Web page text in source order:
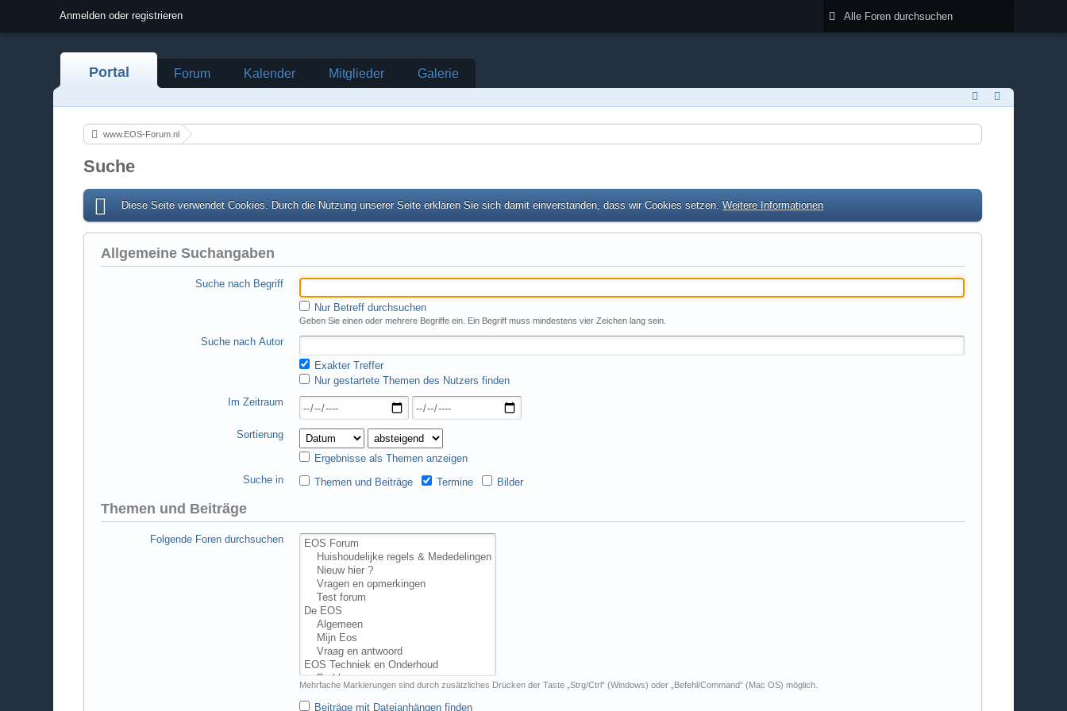
Anmelden oder registrieren
Portal Forum Kalender Mitglieder Galerie
www.EOS-Forum.nl
Suche
Diese Seite verwendet Cookies. Durch die Nutzung unserer Seite erklären Sie sich damit einverstanden, dass wir Cookies setzen.Weitere Informationen
Allgemeine Suchangaben
Suche nach Begriff
Nur Betreff durchsuchen
Geben Sie einen oder mehrere Begriffe ein. Ein Begriff muss mindestens vier Zeichen lang sein.
Suche nach Autor
Exakter Treffer
Nur gestartete Themen des Nutzers finden
Im Zeitraum
Sortierung
Ergebnisse als Themen anzeigen
Suche in
Themen und Beiträge Termine Bilder
Themen und Beiträge
Folgende Foren durchsuchen
Mehrfache Markierungen sind durch zusätzliches Drücken der Taste „Strg/Ctrl“ (Windows) oder „Befehl/Command“ (Mac OS) möglich.
Beiträge mit Dateianhängen finden